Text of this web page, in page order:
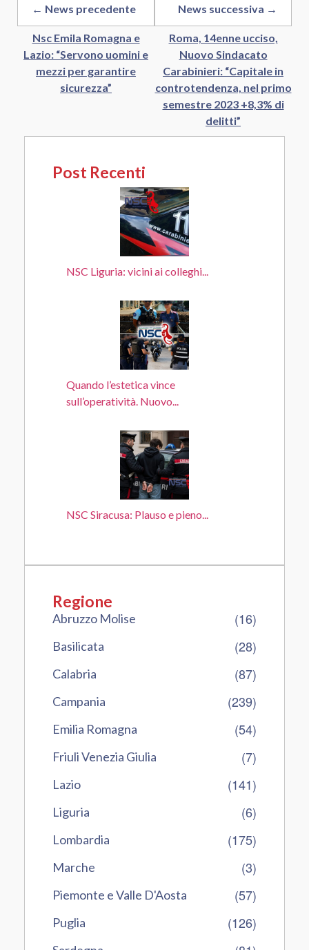
← News precedente
Nsc Emila Romagna e
Lazio: “Servono uomini e
mezzi per garantire
sicurezza”
News successiva →
Roma, 14enne ucciso,
Nuovo Sindacato
Carabinieri: “Capitale in
controtendenza, nel primo
semestre 2023 +8,3% di
delitti”
Post Recenti
NSC Liguria: vicini ai colleghi...
Quando l’estetica vince
sull’operatività. Nuovo...
NSC Siracusa: Plauso e pieno...
Regione
Abruzzo Molise (16)
Basilicata (28)
Calabria (87)
Campania (239)
Emilia Romagna (54)
Friuli Venezia Giulia (7)
Lazio (141)
Liguria (6)
Lombardia (175)
Marche (3)
Piemonte e Valle D'Aosta (57)
Puglia (126)